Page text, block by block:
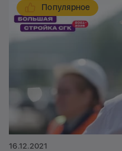
Популярное
16.12.2021